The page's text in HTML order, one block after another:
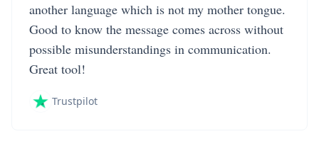
another language which is not my mother tongue.
Good to know the message comes across without
possible misunderstandings in communication.
Great tool!
Trustpilot